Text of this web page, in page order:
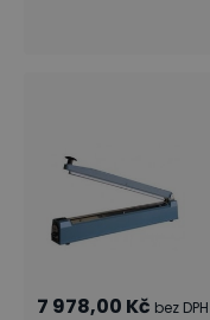
7 978,00 Kč bez DPH